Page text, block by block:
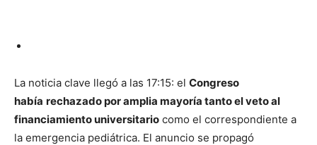
La noticia clave llegó a las 17:15: el Congreso
había rechazado por amplia mayoría tanto el veto al
financiamiento universitario como el correspondiente a
la emergencia pediátrica. El anuncio se propagó